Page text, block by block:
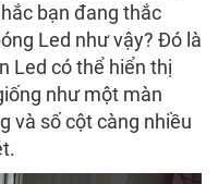
bạn đang thắc
Led như vậy? Đó là
Led có thể hiển thị
như một màn
và số cột càng nhiều